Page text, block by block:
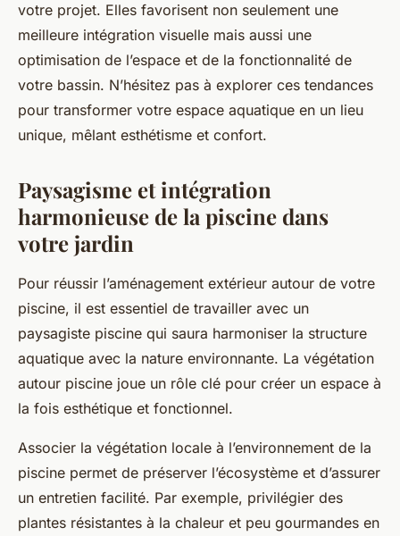
votre projet. Elles favorisent non seulement une
meilleure intégration visuelle mais aussi une
optimisation de l’espace et de la fonctionnalité de
votre bassin. N’hésitez pas à explorer ces tendances
pour transformer votre espace aquatique en un lieu
unique, mêlant esthétisme et confort.
Paysagisme et intégration
harmonieuse de la piscine dans
votre jardin
Pour réussir l’aménagement extérieur autour de votre
piscine, il est essentiel de travailler avec un
paysagiste piscine qui saura harmoniser la structure
aquatique avec la nature environnante. La végétation
autour piscine joue un rôle clé pour créer un espace à
la fois esthétique et fonctionnel.
Associer la végétation locale à l’environnement de la
piscine permet de préserver l’écosystème et d’assurer
un entretien facilité. Par exemple, privilégier des
plantes résistantes à la chaleur et peu gourmandes en